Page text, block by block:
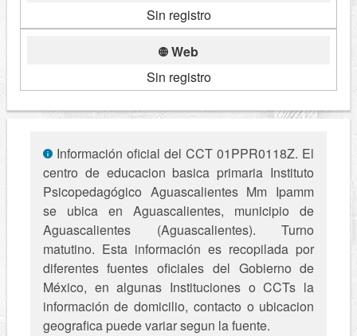
Sin registro
Web
Sin registro
Información oficial del CCT 01PPR0118Z. El
centro de educacion basica primaria Instituto
Psicopedagógico Aguascalientes Mm Ipamm
se ubica en Aguascalientes, municipio de
Aguascalientes (Aguascalientes). Turno
matutino. Esta información es recopilada por
diferentes fuentes oficiales del Gobierno de
México, en algunas Instituciones o CCTs la
información de domicilio, contacto o ubicacion
geografica puede variar segun la fuente.